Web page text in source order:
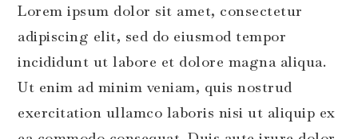
Lorem ipsum dolor sit amet, consectetur
adipiscing elit, sed do eiusmod tempor
incididunt ut labore et dolore magna aliqua.
Ut enim ad minim veniam, quis nostrud
exercitation ullamco laboris nisi ut aliquip ex